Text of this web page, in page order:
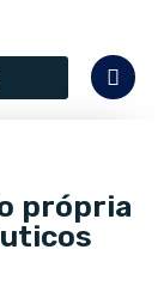
própria